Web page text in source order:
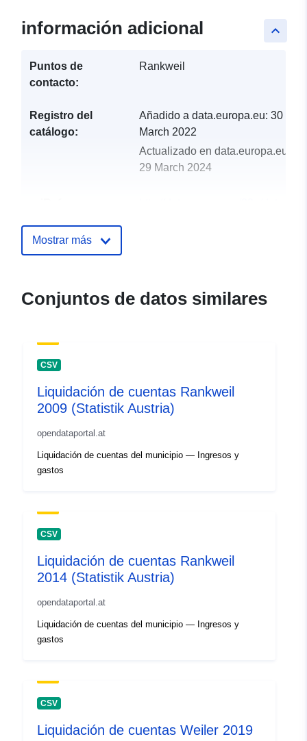
keyboard_arrow_up
información adicional
Puntos de
contacto:
Rankweil
Registro del
catálogo:
Añadido a data.europa.eu: 30
March 2022
Actualizado en data.europa.eu:
29 March 2024
Mostrar más
Conjuntos de datos similares
CSV
Liquidación de cuentas Rankweil
2009 (Statistik Austria)
opendataportal.at
Liquidación de cuentas del municipio — Ingresos y
gastos
CSV
Liquidación de cuentas Rankweil
2014 (Statistik Austria)
opendataportal.at
Liquidación de cuentas del municipio — Ingresos y
gastos
CSV
Liquidación de cuentas Weiler 2019